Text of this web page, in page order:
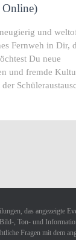
Online)
und
Fernweh in Dir,
Du neue
und fremde
das angezeigte
Bild-, Ton- und
Fragen mit dem